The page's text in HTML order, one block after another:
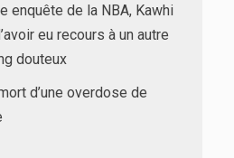
enquête de la NBA, Kawhi
eu recours à un autre
douteux
d’une overdose de